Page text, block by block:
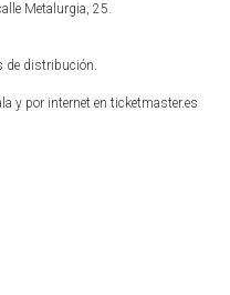
Metalurgia, 25.
de distribución.
y por internet en ticketmaster.es